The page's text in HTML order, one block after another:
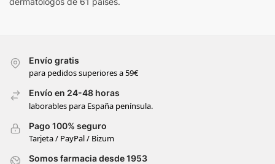
Envío gratis
para pedidos superiores a 59€
Envío en 24-48 horas
laborables para España península.
Pago 100% seguro
Tarjeta / PayPal / Bizum
Somos farmacia desde 1953